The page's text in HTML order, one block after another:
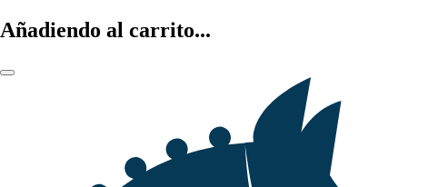
Añadiendo al carrito...